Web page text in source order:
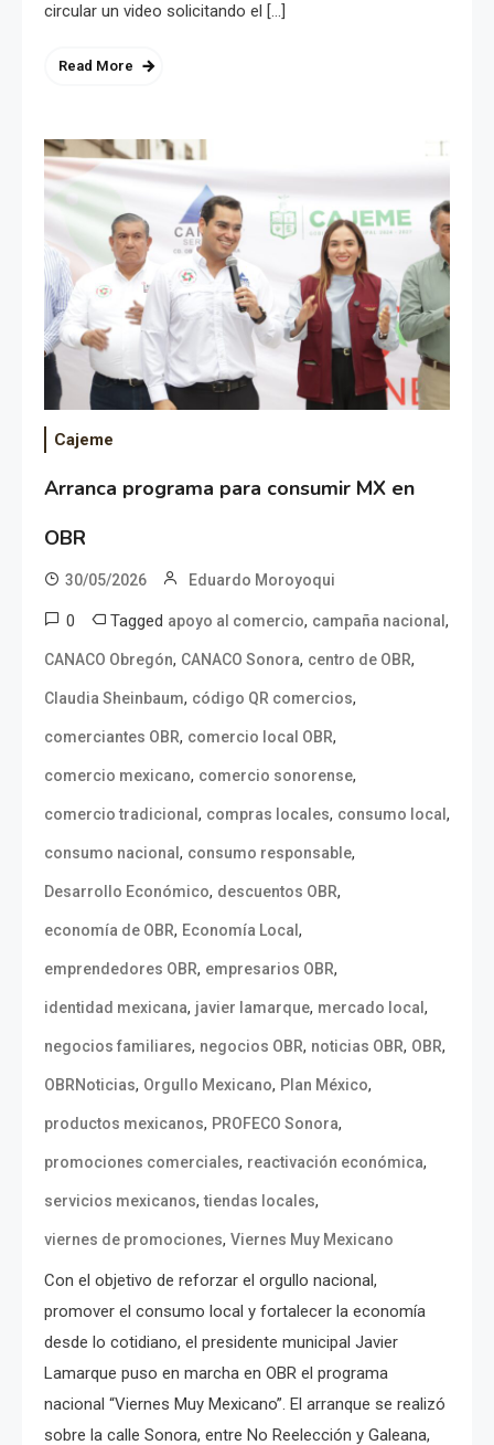
circular un video solicitando el […]
Read More
Cajeme
Arranca programa para consumir MX en
OBR
30/05/2026 Eduardo Moroyoqui
0 Tagged apoyo al comercio, campaña nacional ,
CANACO Obregón, CANACO Sonora, centro de OBR,
Claudia Sheinbaum, código QR comercios,
comerciantes OBR, comercio local OBR,
comercio mexicano, comercio sonorense,
comercio tradicional , compras locales, consumo local ,
consumo nacional , consumo responsable,
Desarrollo Económico, descuentos OBR,
economía de OBR, Economía Local ,
emprendedores OBR, empresarios OBR,
identidad mexicana, javier lamarque, mercado local ,
negocios familiares, negocios OBR, noticias OBR, OBR,
OBRNoticias, Orgullo Mexicano, Plan México,
productos mexicanos, PROFECO Sonora,
promociones comerciales, reactivación económica,
servicios mexicanos,tiendas locales,
viernes de promociones, Viernes Muy Mexicano
Con el objetivo de reforzar el orgullo nacional,
promover el consumo local y fortalecer la economía
desde lo cotidiano, el presidente municipal Javier
Lamarque puso en marcha en OBR el programa
nacional “Viernes Muy Mexicano”. El arranque se realizó
sobre la calle Sonora, entre No Reelección y Galeana,